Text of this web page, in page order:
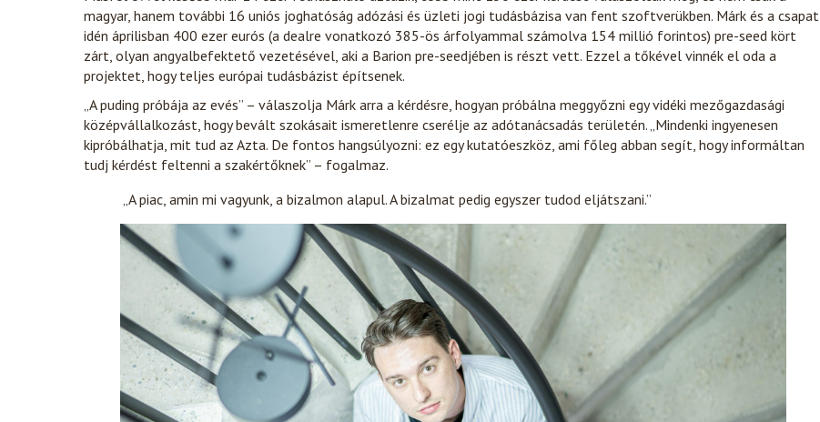
magyar, hanem további 16 uniós joghatóság adózási és üzleti jogi tudásbázisa van fent szoftverükben. Márk és a csapat
idén áprilisban 400 ezer eurós (a dealre vonatkozó 385-ös árfolyammal számolva 154 millió forintos) pre-seed kört
zárt, olyan angyalbefektető vezetésével, aki a Barion pre-seedjében is részt vett. Ezzel a tőkével vinnék el oda a
projektet, hogy teljes európai tudásbázist építsenek.
„A puding próbája az evés” – válaszolja Márk arra a kérdésre, hogyan próbálna meggyőzni egy vidéki mezőgazdasági
középvállalkozást, hogy bevált szokásait ismeretlenre cserélje az adótanácsadás területén. „Mindenki ingyenesen
kipróbálhatja, mit tud az Azta. De fontos hangsúlyozni: ez egy kutatóeszköz, ami főleg abban segít, hogy informáltan
tudj kérdést feltenni a szakértőknek” – fogalmaz.
„A piac, amin mi vagyunk, a bizalmon alapul. A bizalmat pedig egyszer tudod eljátszani.”